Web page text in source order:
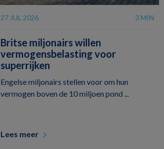
27 JUL 2026 3 MIN
Britse miljonairs willen
vermogensbelasting voor
superrijken
Engelse miljonairs stellen voor om hun
vermogen boven de 10 miljoen pond ...
Lees meer